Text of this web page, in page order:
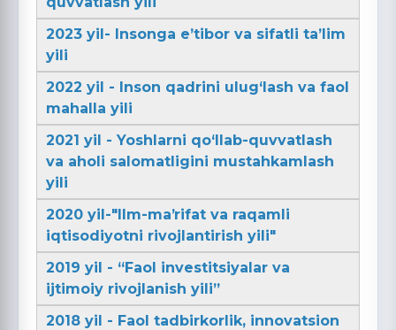
2023 yil- Insonga e’tibor va sifatli ta’lim
yili
2022 yil - Inson qadrini ulug‘lash va faol
mahalla yili
2021 yil - Yoshlarni qo‘llab-quvvatlash
va aholi salomatligini mustahkamlash
yili
2020 yil-"Ilm-maʼrifat va raqamli
iqtisodiyotni rivojlantirish yili"
2019 yil - “Faol investitsiyalar va
ijtimoiy rivojlanish yili”
2018 yil - Faol tadbirkorlik, innovatsion